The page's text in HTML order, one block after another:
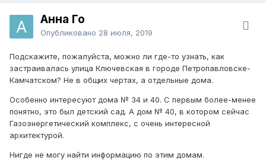
Анна Го
Опубликовано 28 июля, 2019
Подскажите, пожалуйста, можно ли где-то узнать, как
застраивалась улица Ключевская в городе Петропавловске-
Камчатском? Не в общих чертах, а отдельные дома.
Особенно интересуют дома № 34 и 40. С первым более-менее
понятно, это был детский сад. А дом № 40, в котором сейчас
Газоэнергетический комплекс, с очень интересной
архитектурой.
Нигде не могу найти информацию по этим домам.